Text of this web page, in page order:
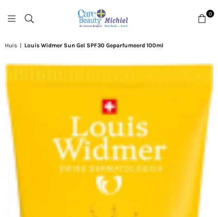
0
Huis Louis Widmer Sun Gel SPF30 Geparfumeerd 100ml